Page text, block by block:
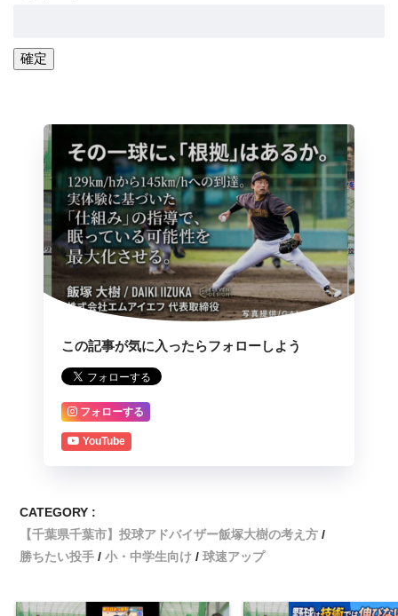
この記事が気に入ったらフォローしよう
フォローする
YouTube
CATEGORY :
【千葉県千葉市】投球アドバイザー飯塚大樹の考え方
勝ちたい投手
小・中学生向け 球速アップ